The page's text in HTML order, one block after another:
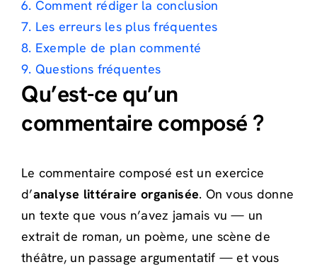
6. Comment rédiger la conclusion
7. Les erreurs les plus fréquentes
8. Exemple de plan commenté
9. Questions fréquentes
Qu’est-ce qu’un
commentaire composé ?
Le commentaire composé est un exercice
d’analyse littéraire organisée. On vous donne
un texte que vous n’avez jamais vu — un
extrait de roman, un poème, une scène de
théâtre, un passage argumentatif — et vous